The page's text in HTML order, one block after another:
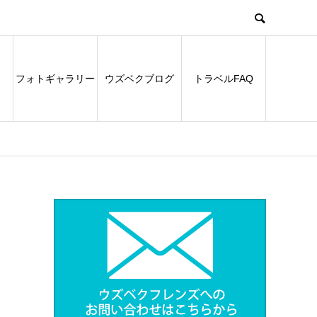
フォトギャラリー ウズベクブログ トラベルFAQ